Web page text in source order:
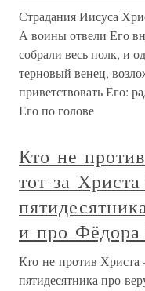
Страдания Иисуса
А воины отвели Его
собрали весь полк, и
терновый венец,
приветствовать Его:
Его по голове
Кто не
тот за Христа
и про Фёдора
Кто не против Христа
пятидесятника про